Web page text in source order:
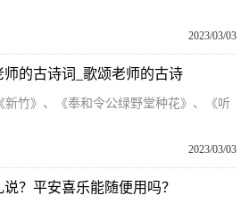
2023/03/03
师的古诗词_歌颂老师的古诗
新竹》、《奉和令公绿野堂种花》、《听
2023/03/03
？平安喜乐能随便用吗？